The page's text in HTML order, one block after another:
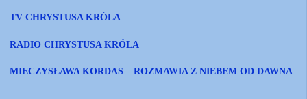
TV CHRYSTUSA KRÓLA
RADIO CHRYSTUSA KRÓLA
MIECZYSŁAWA KORDAS – ROZMAWIA Z NIEBEM OD DAWNA